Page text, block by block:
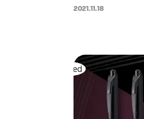
やすい「ク
2021.11.18